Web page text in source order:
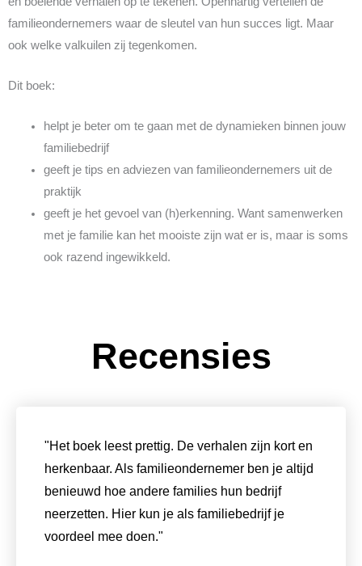
familieondernemers waar de sleutel van hun succes ligt. Maar
ook welke valkuilen zij tegenkomen.
Dit boek:
helpt je beter om te gaan met de dynamieken binnen jouw
familiebedrijf
geeft je tips en adviezen van familieondernemers uit de
praktijk
geeft je het gevoel van (h)erkenning. Want samenwerken
met je familie kan het mooiste zijn wat er is, maar is soms
ook razend ingewikkeld.
Recensies
"Het boek leest prettig. De verhalen zijn kort en
herkenbaar. Als familieondernemer ben je altijd
benieuwd hoe andere families hun bedrijf
neerzetten. Hier kun je als familiebedrijf je
voordeel mee doen."